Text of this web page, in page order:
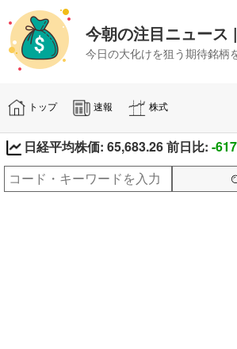
今朝の注目ニュース
今日の大化けを狙う期待銘柄
トップ 速報 株式
日経平均株価: 65,683.26 前日比: -